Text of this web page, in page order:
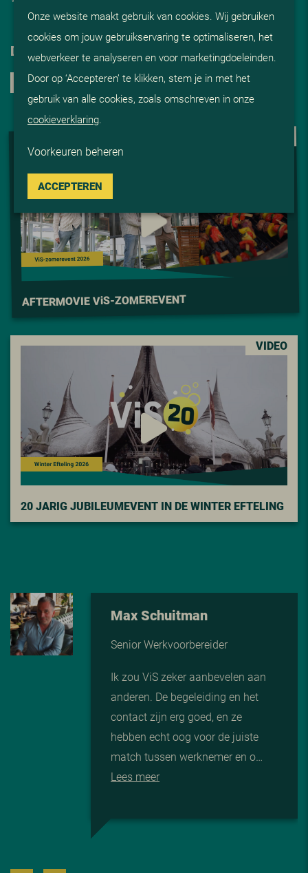
DELEN
AFTERMOVIE ViS-ZOMEREVENT
VIDEO
20 JARIG JUBILEUMEVENT IN DE WINTER EFTELING
Max Schuitman
Senior Werkvoorbereider
Ik zou ViS zeker aanbevelen aan
anderen. De begeleiding en het
contact zijn erg goed, en ze
hebben echt oog voor de juiste
match tussen werknemer en o…
Lees meer
Onze website maakt gebruik van cookies. Wij gebruiken
cookies om jouw gebruikservaring te optimaliseren, het
webverkeer te analyseren en voor marketingdoeleinden.
Door op ‘Accepteren’ te klikken, stem je in met het
gebruik van alle cookies, zoals omschreven in onze
cookieverklaring.
Voorkeuren beheren
ACCEPTEREN